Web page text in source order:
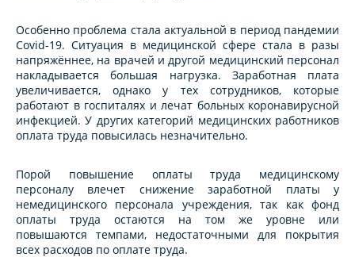
Особенно проблема стала актуальной в период пандемии
Covid-19. Ситуация в медицинской сфере стала в разы
напряжённее, на врачей и другой медицинский персонал
накладывается большая нагрузка. Заработная плата
увеличивается, однако у тех сотрудников, которые
работают в госпиталях и лечат больных коронавирусной
инфекцией. У других категорий медицинских работников
оплата труда повысилась незначительно.
Порой повышение оплаты труда медицинскому
персоналу влечет снижение заработной платы у
немедицинского персонала учреждения, так как фонд
оплаты труда остаются на том же уровне или
повышаются темпами, недостаточными для покрытия
всех расходов по оплате труда.